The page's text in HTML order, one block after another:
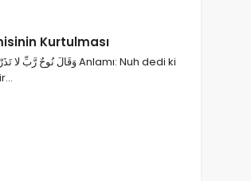
Kurtulması